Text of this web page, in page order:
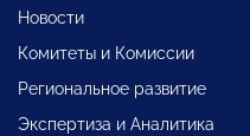
Новости
Комитеты и Комиссии
Региональное развитие
Экспертиза и Аналитика